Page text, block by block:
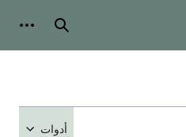
بحث
أدوات